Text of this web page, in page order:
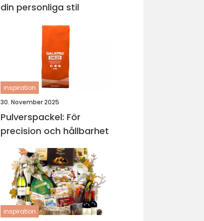
din personliga stil
inspiration
30. November 2025
Pulverspackel: För
precision och hållbarhet
inspiration